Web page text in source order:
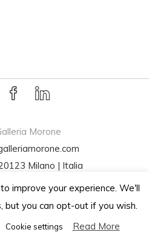
Morone
Milano | Italia
02 72001994
to newsletter
improve your experience. We'll
but you can opt-out if you wish.
Cookie settings Read More